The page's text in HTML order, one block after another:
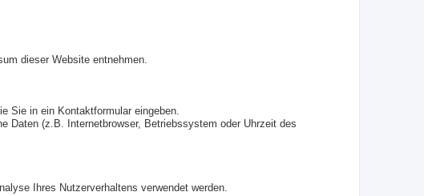
dieser Website entnehmen.
Sie in ein Kontaktformular eingeben.
Daten (z.B. Internetbrowser, Betriebssystem oder Uhrzeit des
Ihres Nutzerverhaltens verwendet werden.